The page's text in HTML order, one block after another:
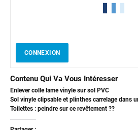
CONNEXION
Contenu Qui Va Vous Intéresser
Enlever colle lame vinyle sur sol PVC
Sol vinyle clipsable et plinthes carrelage dans
Toilettes : peindre sur ce revêtement ??